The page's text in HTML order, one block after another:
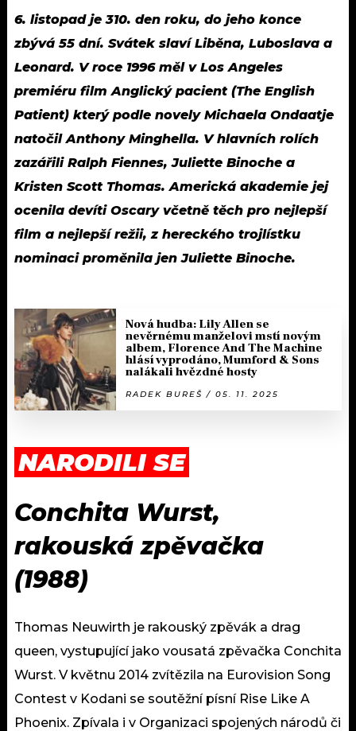
6. listopad je 310. den roku, do jeho konce
zbývá 55 dní. Svátek slaví Liběna, Luboslava a
Leonard. V roce 1996 měl v Los Angeles
premiéru film Anglický pacient (The English
Patient) který podle novely Michaela Ondaatje
natočil Anthony Minghella. V hlavních rolích
zazářili Ralph Fiennes, Juliette Binoche a
Kristen Scott Thomas. Americká akademie jej
ocenila devíti Oscary včetně těch pro nejlepší
film a nejlepší režii, z hereckého trojlístku
nominaci proměnila jen Juliette Binoche.
Nová hudba: Lily Allen se
nevěrnému manželovi mstí novým
albem, Florence And The Machine
hlásí vyprodáno, Mumford & Sons
nalákali hvězdné hosty
RADEK BUREŠ / 05. 11. 2025
NARODILI SE
Conchita Wurst,
rakouská zpěvačka
(1988)
Thomas Neuwirth je rakouský zpěvák a drag
queen, vystupující jako vousatá zpěvačka Conchita
Wurst. V květnu 2014 zvítězila na Eurovision Song
Contest v Kodani se soutěžní písní Rise Like A
Phoenix. Zpívala i v Organizaci spojených národů či